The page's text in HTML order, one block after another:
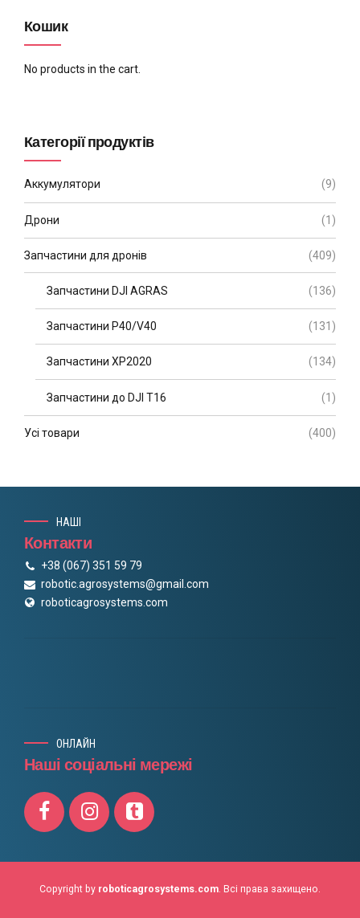
Кошик
No products in the cart.
Категорії продуктів
Аккумулятори (9)
Дрони (1)
Запчастини для дронів (409)
Запчастини DJI AGRAS (136)
Запчастини P40/V40 (131)
Запчастини XP2020 (134)
Запчастини до DJI T16 (1)
Усі товари (400)
НАШІ
Контакти
+38 (067) 351 59 79
robotic.agrosystems@gmail.com
roboticagrosystems.com
ОНЛАЙН
Наші соціальні мережі
Copyright by roboticagrosystems.com. Всі права захищено.